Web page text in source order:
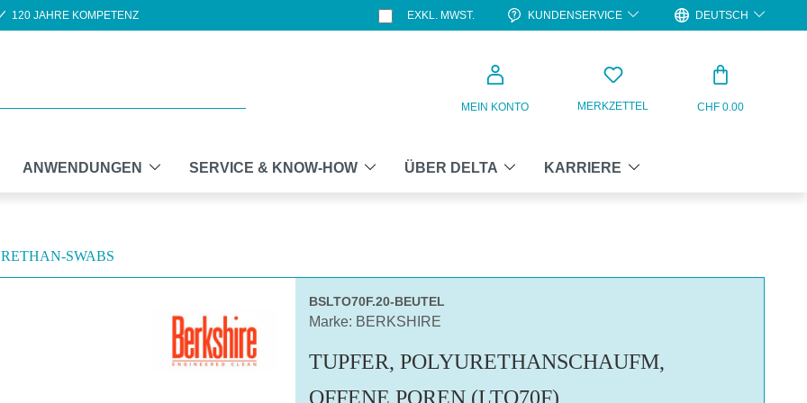
120 JAHRE KOMPETENZ EXKL. MWST. KUNDENSERVICE DEUTSCH
MEIN KONTO MERKZETTEL CHF 0.00
ANWENDUNGEN SERVICE & KNOW-HOW ÜBER DELTA KARRIERE
SWABS
BSLTO70F.20-BEUTEL
Marke: BERKSHIRE
TUPFER, POLYURETHANSCHAUFM,
OFFENE POREN (LTO70F)